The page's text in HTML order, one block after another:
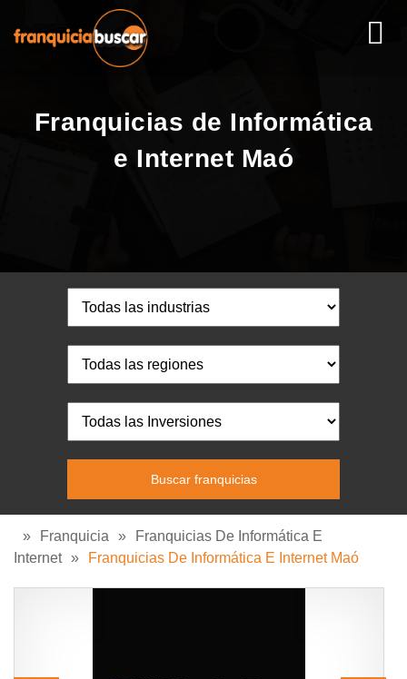
Franquicias de Informática
e Internet Maó
» Franquicia »
Franquicias De Informática E
Internet » Franquicias De Informática E Internet Maó